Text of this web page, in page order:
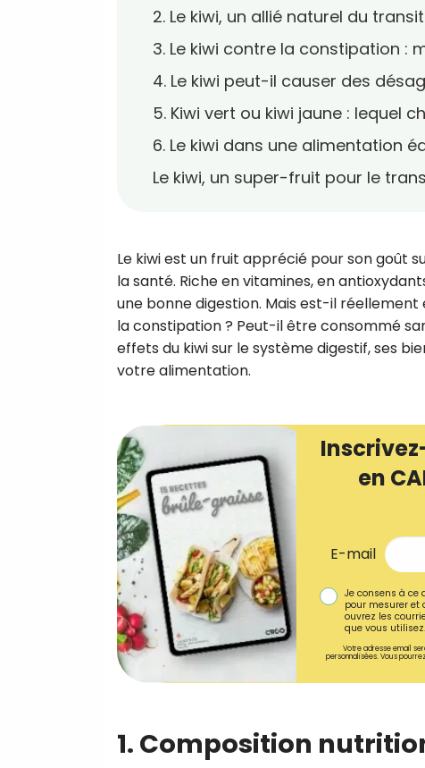
2. Le kiwi, un allié naturel du
3. Le kiwi contre la constipation :
4. Le kiwi peut-il causer des
5. Kiwi vert ou kiwi jaune : lequel
6. Le kiwi dans une alimentation
Le kiwi, un super-fruit pour le
Le kiwi est un fruit apprécié pour son goût
la santé. Riche en vitamines, en
une bonne digestion. Mais est-il
la constipation ? Peut-il être consommé
effets du kiwi sur le système digestif, ses
votre alimentation.
en
E-mail
Je consens à ce
pour mesurer et
ouvrez les
que vous
Votre adresse email
personnalisées. Vous
1. Composition